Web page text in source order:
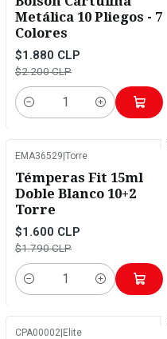
Metálica 10 Pliegos - 7
Colores
$1.880 CLP
$2.200 CLP
Cantidad
EMA36529 Torre
Témperas Fit 15ml
Doble Blanco 10+2
Torre
$1.600 CLP
$1.790 CLP
Cantidad
CPA00002 Elite